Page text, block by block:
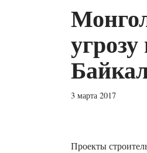
3 марта 2017
Проекты